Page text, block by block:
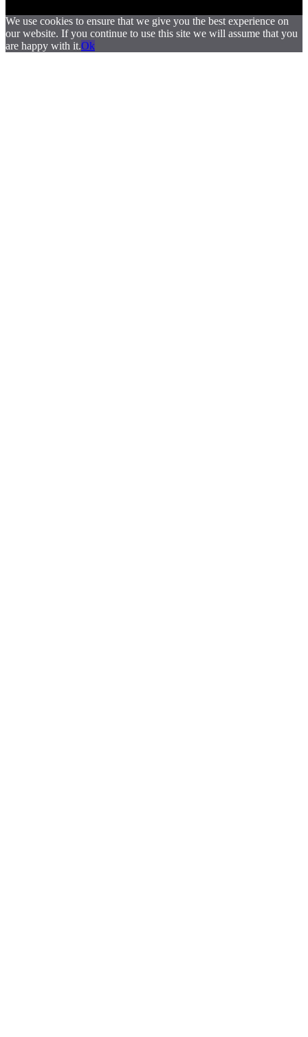
We use cookies to ensure that we give you the best experience on
our website. If you continue to use this site we will assume that you
are happy with it.Ok